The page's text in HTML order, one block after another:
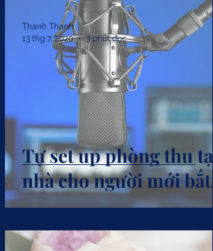
Tự set up phòng thu tại
nhà cho người mới bắt
đầu
Thanh Thanh
13 thg 7, 2020
3 phút đọc